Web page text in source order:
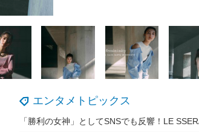
エンタメトピックス